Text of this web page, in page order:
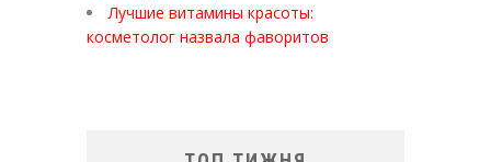
Лучшие витамины красоты:
косметолог назвала фаворитов